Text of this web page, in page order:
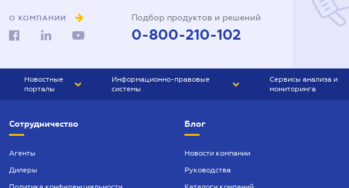
О КОМПАНИИ Подбор продуктов и решений
0-800-210-102
Новостные
порталы
БИЗНЕС
Информационно-правовые
системы
БУХГАЛТЕР ПРОФ
Сервисы анализа и
мониторинга
Сотрудничество
Агенты
Дилеры
Блог
Новости компании
Руководства